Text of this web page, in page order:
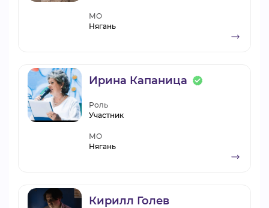
МО
Нягань
Ирина Капаница
Роль
Участник
МО
Нягань
Кирилл Голев